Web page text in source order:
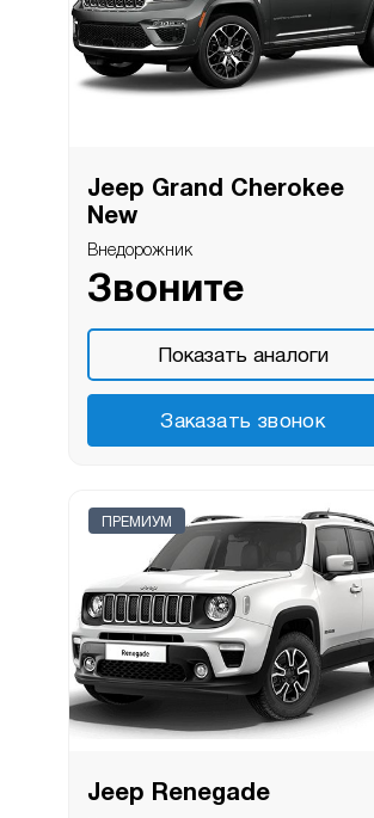
Jeep Grand Cherokee
New
Внедорожник
Звоните
Показать аналоги
Заказать звонок
ПРЕМИУМ
Jeep Renegade